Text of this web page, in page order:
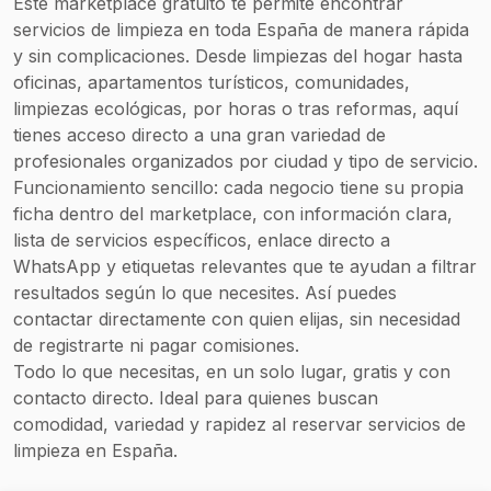
servicios de limpieza en toda España de manera rápida
y sin complicaciones. Desde limpiezas del hogar hasta
oficinas, apartamentos turísticos, comunidades,
limpiezas ecológicas, por horas o tras reformas, aquí
tienes acceso directo a una gran variedad de
profesionales organizados por ciudad y tipo de servicio.
Funcionamiento sencillo: cada negocio tiene su propia
ficha dentro del marketplace, con información clara,
lista de servicios específicos, enlace directo a
WhatsApp y etiquetas relevantes que te ayudan a filtrar
resultados según lo que necesites. Así puedes
contactar directamente con quien elijas, sin necesidad
de registrarte ni pagar comisiones.
Todo lo que necesitas, en un solo lugar, gratis y con
contacto directo. Ideal para quienes buscan
comodidad, variedad y rapidez al reservar servicios de
limpieza en España.